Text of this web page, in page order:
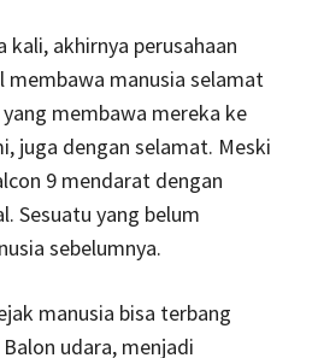
kali, akhirnya perusahaan
membawa manusia selamat
membawa mereka ke
juga dengan selamat. Meski
9 mendarat dengan
Sesuatu yang belum
sebelumnya.
manusia bisa terbang
udara, menjadi